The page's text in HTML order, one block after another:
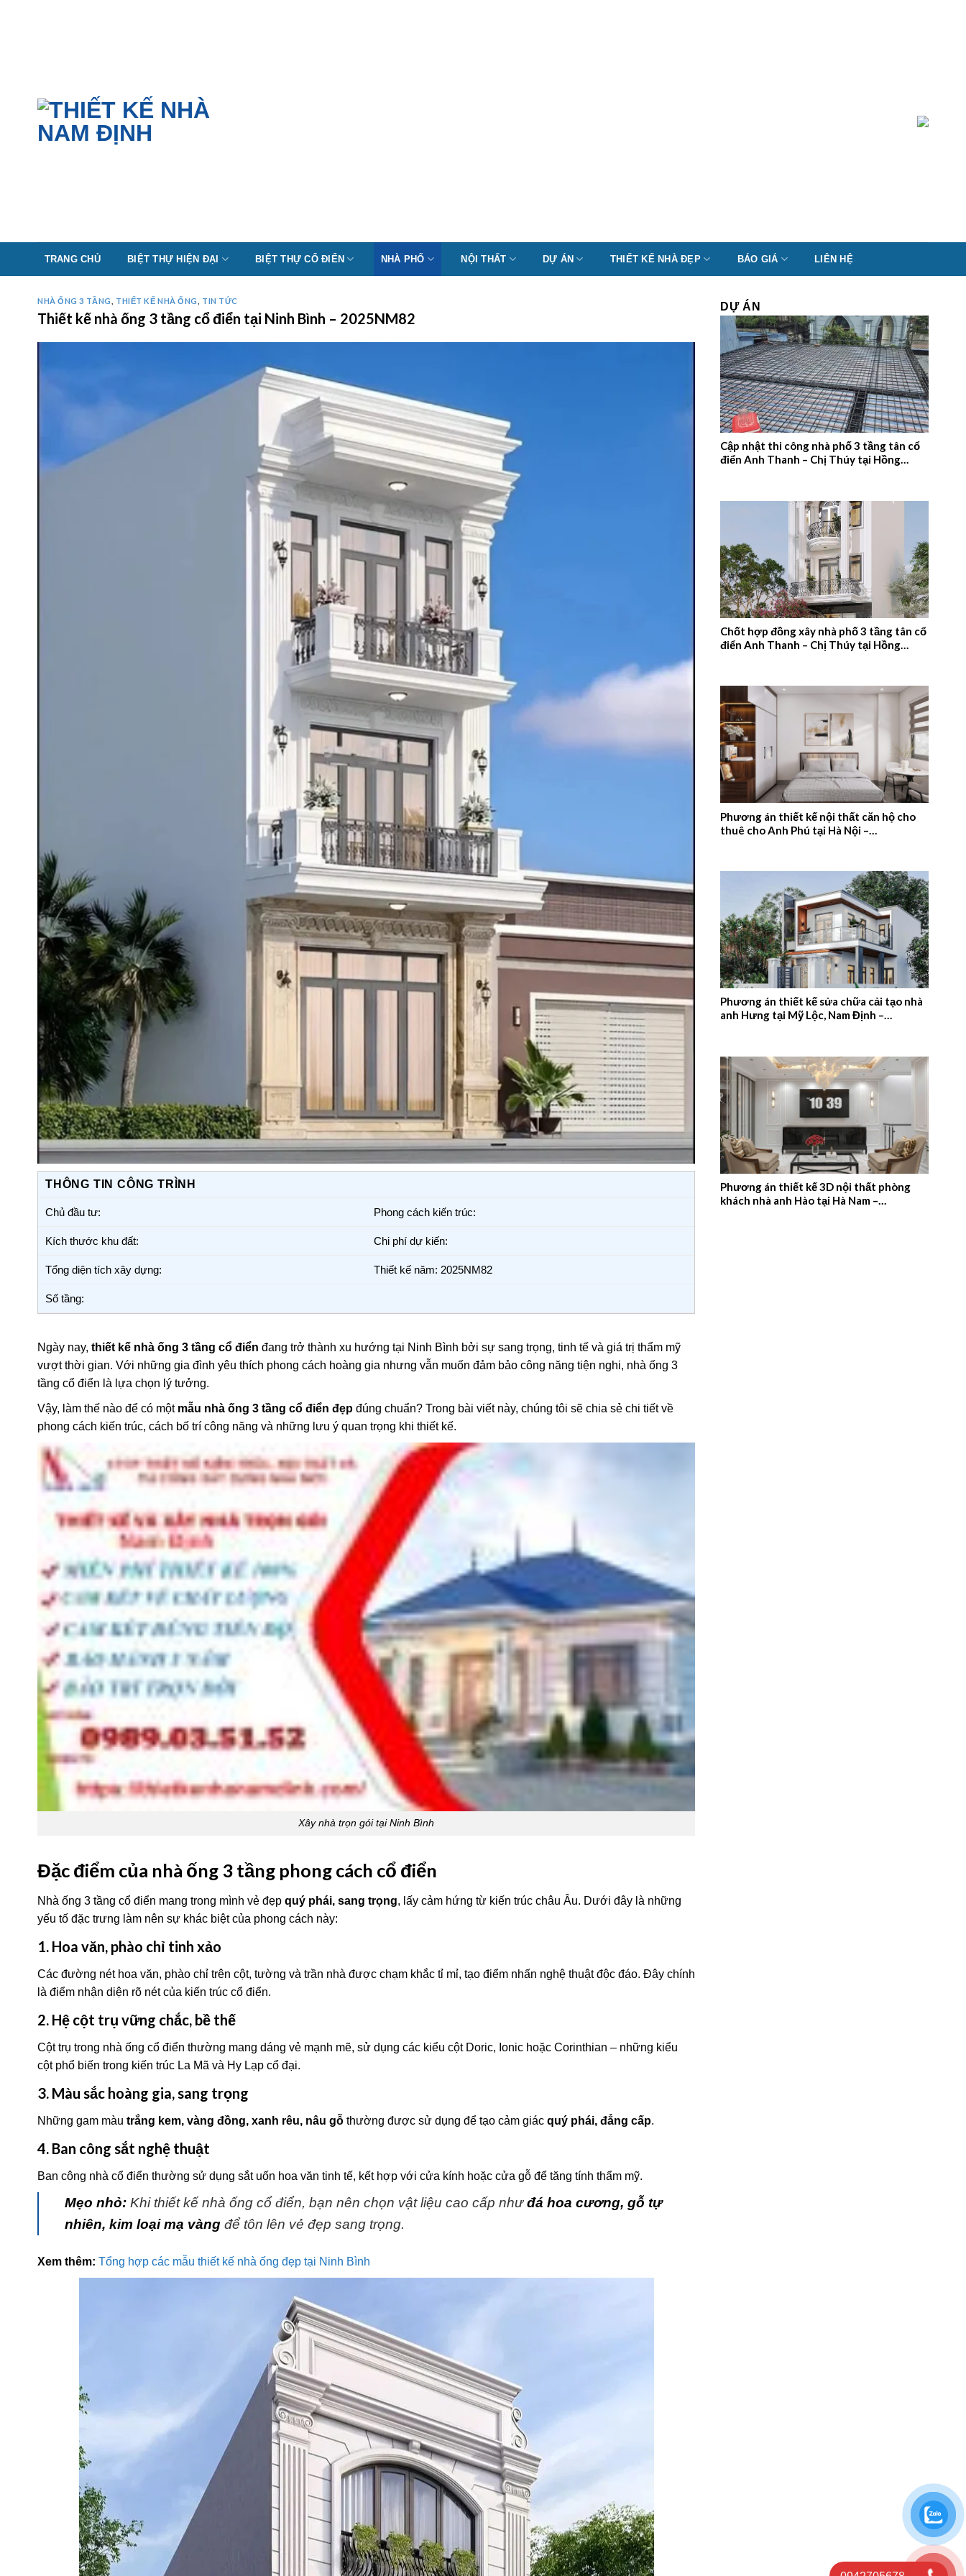
TRANG CHỦ BIỆT THỰ HIỆN ĐẠI BIỆT THỰ CỔ ĐIỂN NHÀ PHỐ NỘI THẤT DỰ ÁN THIẾT KẾ NHÀ ĐẸP BÁO GIÁ LIÊN HỆ
NHÀ ỐNG 3 TẦNG THIẾT KẾ NHÀ ỐNG TIN TỨC
Thiết kế nhà ống 3 tầng cổ điển tại Ninh Bình – 2025NM82
THÔNG TIN CÔNG TRÌNH
Chủ đầu tư: Phong cách kiến trúc:
Kích thước khu đất: Chi phí dự kiến:
Tổng diện tích xây dựng: Thiết kế năm: 2025NM82
Số tầng:
Ngày nay, thiết kế nhà ống 3 tầng cổ điển đang trở thành xu hướng tại Ninh Bình bởi sự sang trọng, tinh tế và giá trị thẩm mỹ
vượt thời gian. Với những gia đình yêu thích phong cách hoàng gia nhưng vẫn muốn đảm bảo công năng tiện nghi, nhà ống 3
tầng cổ điển là lựa chọn lý tưởng.
Vậy, làm thế nào để có một mẫu nhà ống 3 tầng cổ điển đẹp đúng chuẩn? Trong bài viết này, chúng tôi sẽ chia sẻ chi tiết về
phong cách kiến trúc, cách bố trí công năng và những lưu ý quan trọng khi thiết kế.
Xây nhà trọn gói tại Ninh Bình
Đặc điểm của nhà ống 3 tầng phong cách cổ điển
Nhà ống 3 tầng cổ điển mang trong mình vẻ đẹp quý phái, sang trọng, lấy cảm hứng từ kiến trúc châu Âu. Dưới đây là những
yếu tố đặc trưng làm nên sự khác biệt của phong cách này:
1. Hoa văn, phào chỉ tinh xảo
Các đường nét hoa văn, phào chỉ trên cột, tường và trần nhà được chạm khắc tỉ mỉ, tạo điểm nhấn nghệ thuật độc đáo. Đây chính
là điểm nhận diện rõ nét của kiến trúc cổ điển.
2. Hệ cột trụ vững chắc, bề thế
Cột trụ trong nhà ống cổ điển thường mang dáng vẻ mạnh mẽ, sử dụng các kiểu cột Doric, Ionic hoặc Corinthian – những kiểu
cột phổ biến trong kiến trúc La Mã và Hy Lạp cổ đại.
3. Màu sắc hoàng gia, sang trọng
Những gam màu trắng kem, vàng đồng, xanh rêu, nâu gỗ thường được sử dụng để tạo cảm giác quý phái, đẳng cấp.
4. Ban công sắt nghệ thuật
Ban công nhà cổ điển thường sử dụng sắt uốn hoa văn tinh tế, kết hợp với cửa kính hoặc cửa gỗ để tăng tính thẩm mỹ.
Mẹo nhỏ: Khi thiết kế nhà ống cổ điển, bạn nên chọn vật liệu cao cấp nhưđá hoa cương, gỗ tự
nhiên, kim loại mạ vàng để tôn lên vẻ đẹp sang trọng.
Xem thêm: Tổng hợp các mẫu thiết kế nhà ống đẹp tại Ninh Bình
DỰ ÁN
Cập nhật thi công nhà phố 3 tầng tân cổ
điển Anh Thanh – Chị Thúy tại Hồng
Chốt hợp đồng xây nhà phố 3 tầng tân cổ
điển Anh Thanh – Chị Thúy tại Hồng
Phương án thiết kế nội thất căn hộ cho
thuê cho Anh Phú tại Hà Nội –
Phương án thiết kế sửa chữa cải tạo nhà
anh Hưng tại Mỹ Lộc, Nam Định –
Phương án thiết kế 3D nội thất phòng
khách nhà anh Hào tại Hà Nam –